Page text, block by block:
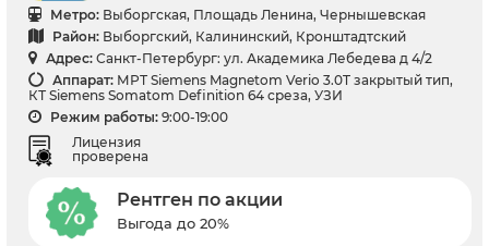
Метро: Выборгская, Площадь Ленина, Чернышевская
Район: Выборгский, Калининский, Кронштадтский
Адрес: Санкт-Петербург: ул. Академика Лебедева д 4/2
Аппарат: МРТ Siemens Magnetom Verio 3.0T закрытый тип,
КТ Siemens Somatom Definition 64 среза, УЗИ
Режим работы: 9:00-19:00
Лицензия
проверена
Рентген по акции
Выгода до 20%